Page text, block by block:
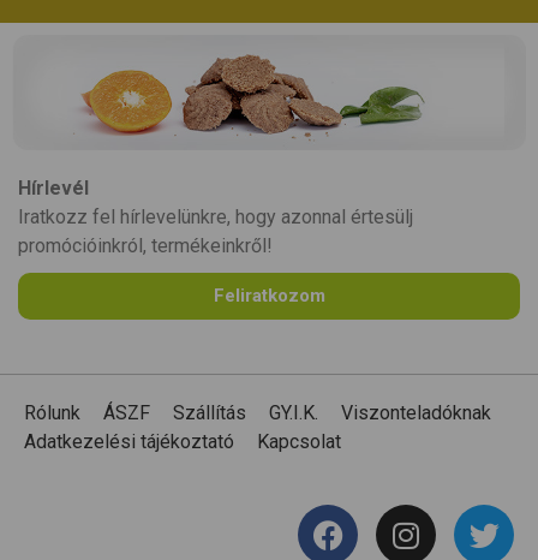
Hírlevél
Iratkozz fel hírlevelünkre, hogy azonnal értesülj
promócióinkról, termékeinkről!
Feliratkozom
Rólunk ÁSZF Szállítás GY.I.K.
Viszonteladóknak
Adatkezelési tájékoztató
Kapcsolat